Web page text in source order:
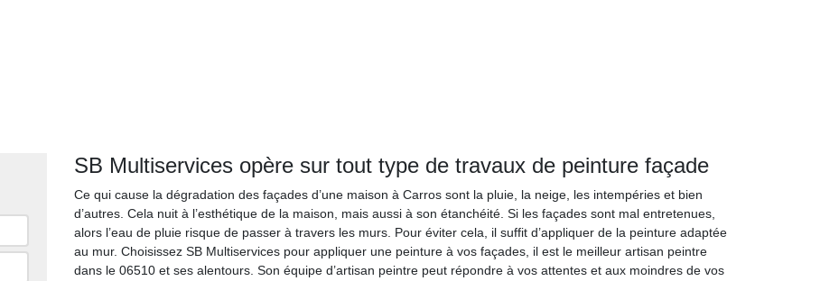
SB Multiservices opère sur tout type de travaux de peinture façade
Ce qui cause la dégradation des façades d’une maison à Carros sont la pluie, la neige, les intempéries et bien
d’autres. Cela nuit à l’esthétique de la maison, mais aussi à son étanchéité. Si les façades sont mal entretenues,
alors l’eau de pluie risque de passer à travers les murs. Pour éviter cela, il suffit d’appliquer de la peinture adaptée
au mur. Choisissez SB Multiservices pour appliquer une peinture à vos façades, il est le meilleur artisan peintre
dans le 06510 et ses alentours. Son équipe d’artisan peintre peut répondre à vos attentes et aux moindres de vos